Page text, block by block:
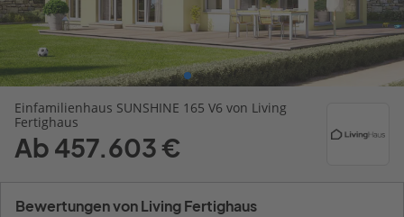
Einfamilienhaus SUNSHINE 165 V6 von Living
Fertighaus
Ab 457.603 €
Bewertungen von Living Fertighaus